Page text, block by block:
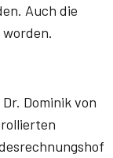
Auch die
Dominik von